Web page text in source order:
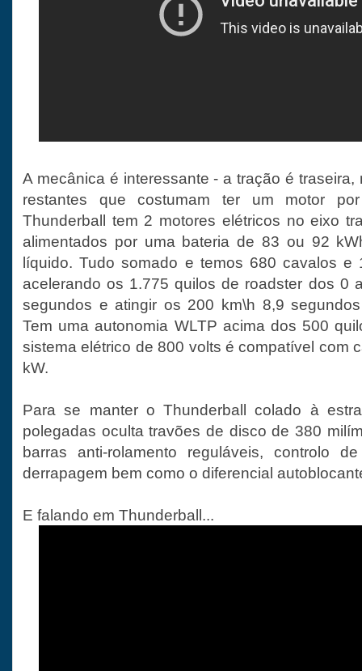
A mecânica é interessante - a tração é traseira,
restantes que costumam ter um motor
Thunderball tem 2 motores elétricos no eixo
alimentados por uma bateria de 83 ou 92
líquido. Tudo somado e temos 680 cavalos e
acelerando os 1.775 quilos de roadster dos 0
segundos e atingir os 200 km\h 8,9
Tem uma autonomia WLTP acima dos 500
sistema elétrico de 800 volts é compatível com
kW.
Para se manter o Thunderball colado à
polegadas oculta travões de disco de 380
barras anti-rolamento reguláveis, controlo
derrapagem bem como o diferencial
E falando em Thunderball...